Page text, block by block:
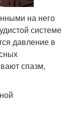
на него
системе
давление в
спазм,